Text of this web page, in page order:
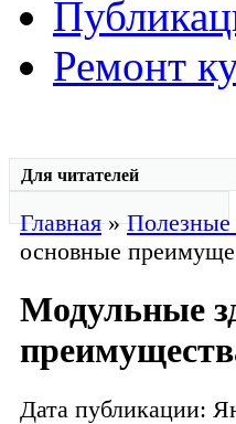
Ремонт
Для читателей
Главная»Полезные
основные
Модульные
Дата публикации: